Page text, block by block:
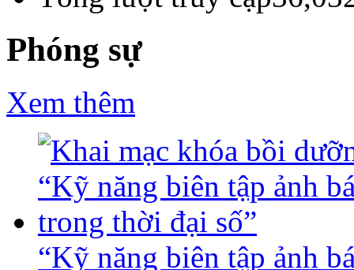
Phóng sự
Xem thêm
“Kỹ năng biên tập ảnh